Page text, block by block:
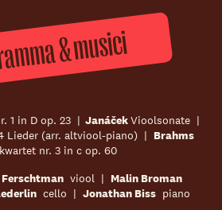
& musici
1 in D op. 23 | JanáčekVioolsonate |
Lieder (arr. altviool-piano) | Brahms
nr. 3 in c op. 60
Ferschtman viool | Malin Broman
cello | Jonathan Bisspiano